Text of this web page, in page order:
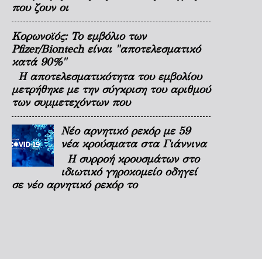
που ζουν οι
Κορωνοϊός: Το εμβόλιο των
Pfizer/Biontech είναι "αποτελεσματικό
κατά 90%"
Η αποτελεσματικότητα του εμβολίου
μετρήθηκε με την σύγκριση του αριθμού
των συμμετεχόντων που
Νέο αρνητικό ρεκόρ με 59
νέα κρούσματα στα Γιάννινα
Η συρροή κρουσμάτων στο
ιδιωτικό γηροκομείο οδηγεί
σε νέο αρνητικό ρεκόρ το